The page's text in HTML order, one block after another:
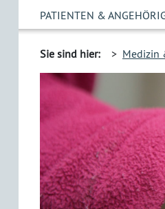
PATIENTEN &
Sie sind hier: > Medizin